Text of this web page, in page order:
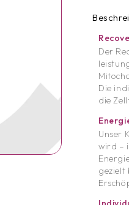
Der
Die
die
Unser
wird –
gezielt